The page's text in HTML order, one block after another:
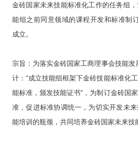
金砖国家未来技能标准化工作的任务组
能组之前同意领域的课程开发和标准制
成立。
宗旨：为落实金砖国家工商理事会技能
计：“成立技能组框架下金砖技能标准化
能标准，颁发技能证书”，为制订金砖国
准，促进标准协调统一，为切实开发未
能培训的瓶颈，共同培养金砖国家未来技